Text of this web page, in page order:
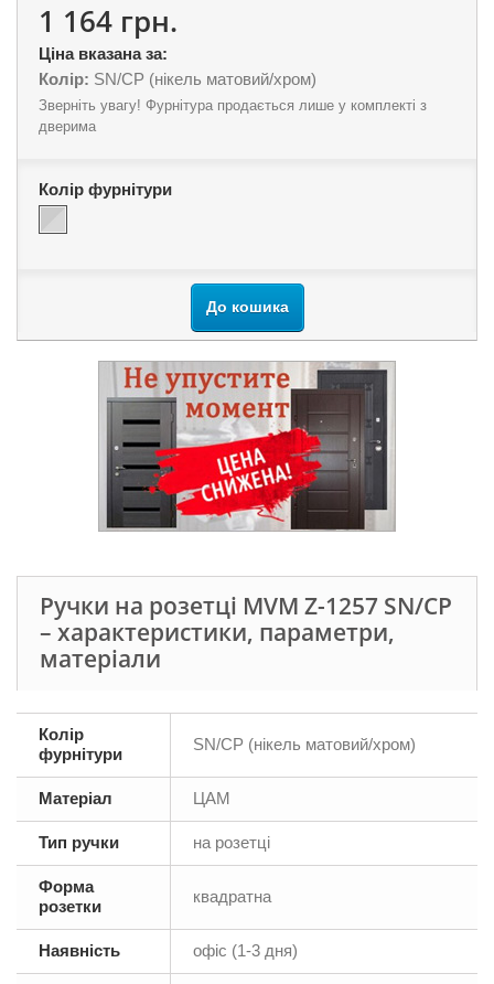
1 164 грн.
Ціна вказана за:
Колір: SN/CP (нікель матовий/хром)
Зверніть увагу! Фурнітура продається лише у комплекті з
дверима
Колір фурнітури
До кошика
Ручки на розетці MVM Z-1257 SN/CP
– характеристики, параметри,
матеріали
Колір
фурнітури
SN/CP (нікель матовий/хром)
Матеріал ЦАМ
Тип ручки на розетці
Форма
розетки
квадратна
Наявність офіс (1-3 дня)